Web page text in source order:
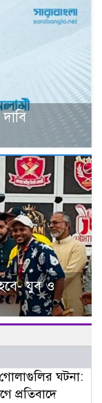
হবে- যুব ও
ঘটনা:
প্রতিবাদে